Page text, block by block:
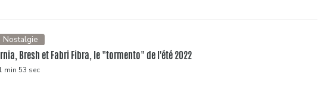
Nostalgie
Bresh et Fabri Fibra, le "tormento" de l'été 2022
min 53 sec